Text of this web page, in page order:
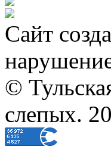
Сайт
©
слепых.